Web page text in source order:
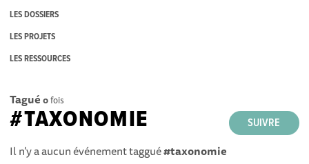
LES DOSSIERS
LES PROJETS
LES RESSOURCES
Tagué 0fois
SUIVRE
#TAXONOMIE
Il n'y a aucun événement taggué#taxonomie